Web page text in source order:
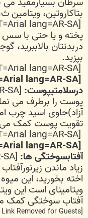
بتاکاروتین،
پخته و یا حتی با سس
دربدنتان بالاببرید،
بپزید.
[FONT=Arial lang=AR-SA]
درسلامتیپوست:
پوست را برطرف می
تقویت پوست کمک
[FONT=Arial lang=AR-SA]
آفتابسوختگی ها:
زیاد ماندن
اخته بخورید، این
ویتامینای است این
آفتاب سوختگی کمک
[External Link Removed for Guests]